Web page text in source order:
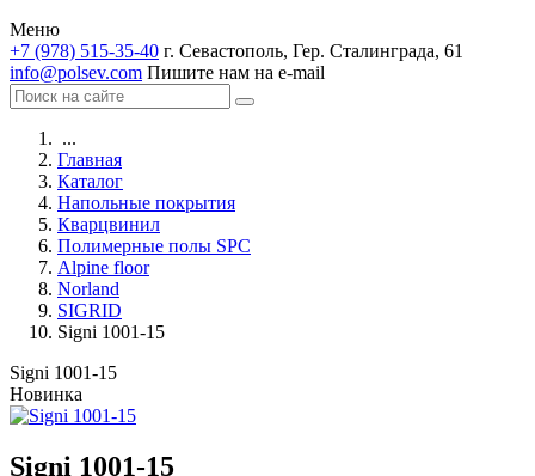
Меню
+7 (978) 515-35-40 г. Севастополь, Гер. Сталинграда, 61
info@polsev.com Пишите нам на e-mail
...
Главная
Каталог
Напольные покрытия
Кварцвинил
Полимерные полы SPC
Alpine floor
Norland
SIGRID
Signi 1001-15
Signi 1001-15
Новинка
Signi 1001-15